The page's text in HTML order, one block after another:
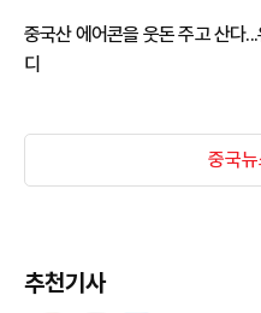
중국산 에어콘을 웃돈 주고 산다
디
중국
추천기사